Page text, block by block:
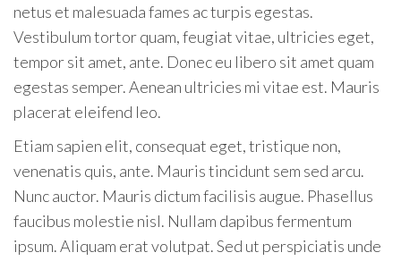
netus et malesuada fames ac turpis egestas.
Vestibulum tortor quam, feugiat vitae, ultricies eget,
tempor sit amet, ante. Donec eu libero sit amet quam
egestas semper. Aenean ultricies mi vitae est. Mauris
placerat eleifend leo.
Etiam sapien elit, consequat eget, tristique non,
venenatis quis, ante. Mauris tincidunt sem sed arcu.
Nunc auctor. Mauris dictum facilisis augue. Phasellus
faucibus molestie nisl. Nullam dapibus fermentum
ipsum. Aliquam erat volutpat. Sed ut perspiciatis unde